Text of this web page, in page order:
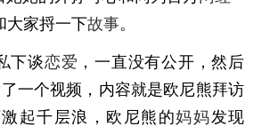
大家捋一下故事。
下谈恋爱 ，一直没有公开，然后
一个视频，内容就是欧尼熊拜访
起千层浪，欧尼熊的妈妈发现